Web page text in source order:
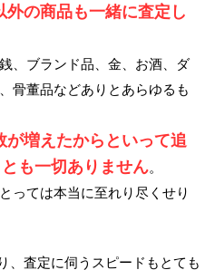
外の商品も一緒に査定し
、ブランド品、金、お酒、ダ
骨董品などありとあらゆるも
が増えたからといって追
も一切ありません。
っては本当に至れり尽くせり
、査定に伺うスピードもとても